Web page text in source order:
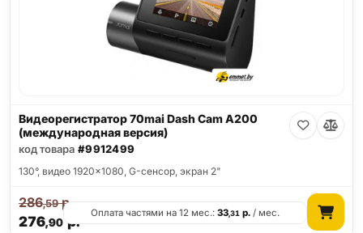
Видеорегистратор 70mai Dash Cam A200
(международная версия)
код товара #9912499
130°, видео 1920x1080, G-сенсор, экран 2"
276,90р.
286,59р.
Оплата частями на 12 мес.:33,31 р. / мес.